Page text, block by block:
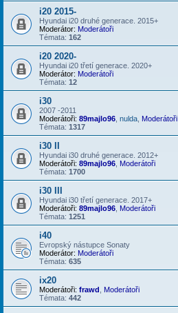
i20 2015-
Hyundai i20 druhé generace. 2015+
Moderátor: Moderátoři
Témata: 162
i20 2020-
Hyundai i20 třetí generace. 2020+
Moderátor: Moderátoři
Témata: 12
i30
2007 -2011
Moderátoři: 89majlo96 nulda Moderátoři
Témata: 1317
i30 II
Hyundai i30 druhé generace. 2012+
Moderátoři: 89majlo96 Moderátoři
Témata: 1700
i30 III
Hyundai i30 třetí generace. 2017+
Moderátoři: 89majlo96 Moderátoři
Témata: 1251
i40
Evropský nástupce Sonaty
Moderátor: Moderátoři
Témata: 635
ix20
Moderátoři: frawd
Moderátoři
Témata: 442